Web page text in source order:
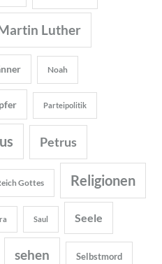
Luther
Noah
Parteipolitik
Petrus
Gottes Religionen
Saul Seele
sehen Selbstmord